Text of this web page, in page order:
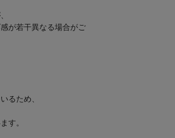
が若干異なる場合がご
るため、
す。